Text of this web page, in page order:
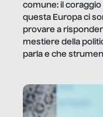
comune: il coraggio
questa Europa ci
provare a
mestiere della
parla e che